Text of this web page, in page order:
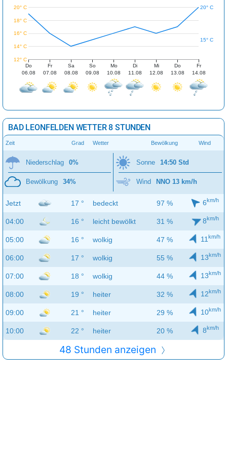
Do
06.08
Fr
07.08
Sa
08.08
So
09.08
Mo
10.08
Di
11.08
Mi
12.08
Do
13.08
Fr
14.08
12° C
14° C
16° C
18° C
20° C
15° C
20° C
BAD LEONFELDEN WETTER 8 STUNDEN
Zeit Grad Wetter Bewölkung Wind
Niederschlag 0%
Bewölkung 34%
Sonne 14:50 Std
Wind NNO 13 km/h
Jetzt 17 ° bedeckt 97 % 6km/h
04:00 16 ° leicht bewölkt 31 % 8km/h
05:00 16 ° wolkig 47 % 11 km/h
06:00 17 ° wolkig 55 % 13km/h
07:00 18 ° wolkig 44 % 13km/h
08:00 19 ° heiter 32 % 12km/h
09:00 21 ° heiter 29 % 10km/h
10:00 22 ° heiter 20 % 8km/h
48 Stunden anzeigen